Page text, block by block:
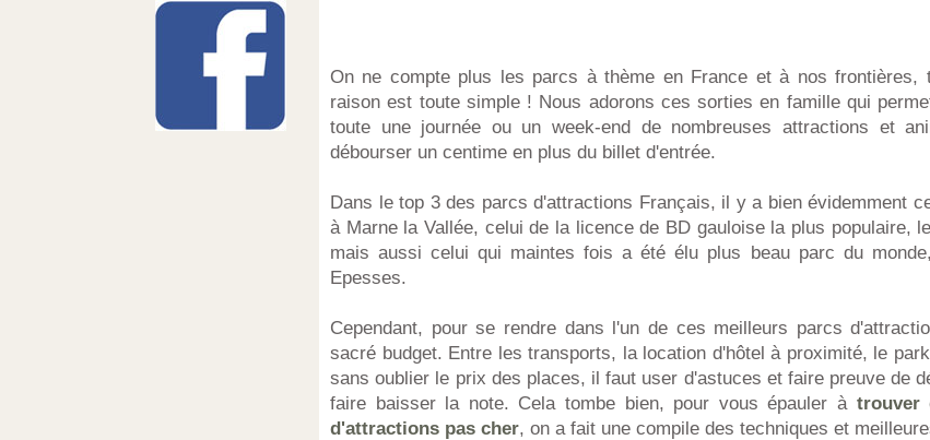
On ne compte plus les parcs à thème en France et à nos frontières,
raison est toute simple ! Nous adorons ces sorties en famille qui
toute une journée ou un week-end de nombreuses attractions et
débourser un centime en plus du billet d'entrée.
Dans le top 3 des parcs d'attractions Français, il y a bien évidemment
à Marne la Vallée, celui de la licence de BD gauloise la plus populaire,
mais aussi celui qui maintes fois a été élu plus beau parc du
Epesses.
Cependant, pour se rendre dans l'un de ces meilleurs parcs
sacré budget. Entre les transports, la location d'hôtel à proximité, le
sans oublier le prix des places, il faut user d'astuces et faire preuve de
faire baisser la note. Cela tombe bien, pour vous épauler à trouver
d'attractions pas cher, on a fait une compile des techniques et